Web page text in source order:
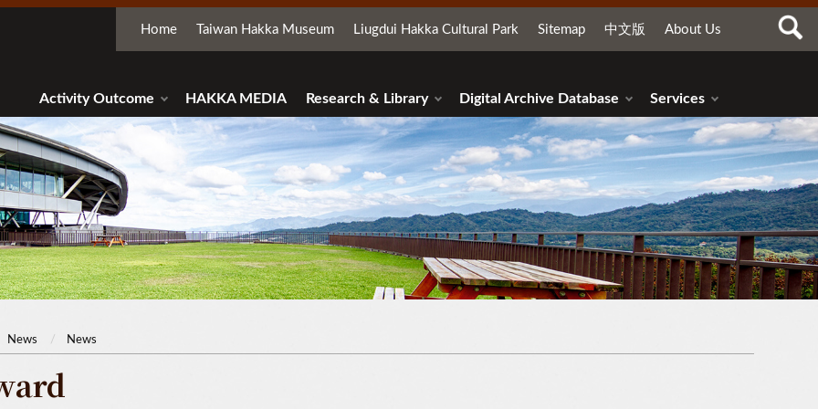
Home Taiwan Hakka Museum Liugdui Hakka Cultural Park Sitemap 中文版 About Us
Activity Outcome HAKKA MEDIA Research & Library Digital Archive Database Services
News News